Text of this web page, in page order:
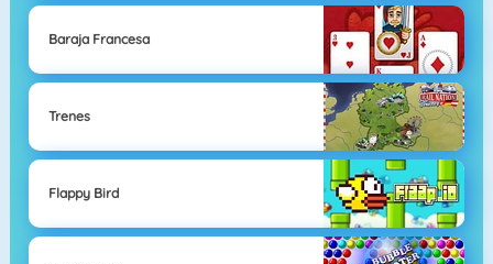
Baraja Francesa
Trenes
Flappy Bird